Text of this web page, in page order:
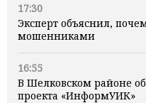
17:30
Эксперт объяснил,
мошенниками
16:55
В Шелковском районе
проекта «ИнформУИК»